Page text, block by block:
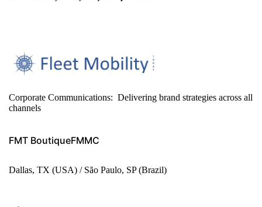
Corporate Communications: Delivering brand strategies across all
channels
FMT BoutiqueFMMC
Dallas, TX (USA) / São Paulo, SP (Brazil)